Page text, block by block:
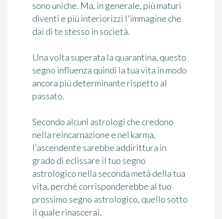
sono uniche. Ma, in generale, più maturi
diventi e più interiorizzi l'immagine che
dai di te stesso in società.
Una volta superata la quarantina, questo
segno influenza quindi la tua vita in modo
ancora più determinante rispetto al
passato.
Secondo alcuni astrologi che credono
nella reincarnazione e nel karma,
l'ascendente sarebbe addirittura in
grado di eclissare il tuo segno
astrologico nella seconda metà della tua
vita, perché corrisponderebbe al tuo
prossimo segno astrologico, quello sotto
il quale rinascerai.